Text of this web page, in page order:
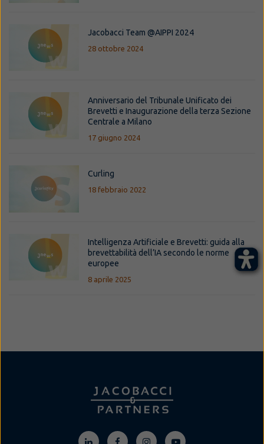
Jacobacci Team @AIPPI 2024
28 ottobre 2024
Anniversario del Tribunale Unificato dei
Brevetti e Inaugurazione della terza Sezione
Centrale a Milano
17 giugno 2024
Curling
18 febbraio 2022
Intelligenza Artificiale e Brevetti: guida alla
brevettabilità dell’IA secondo le norme
europee
8 aprile 2025